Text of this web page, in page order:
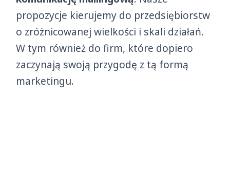
propozycje kierujemy do przedsiębiorstw
o zróżnicowanej wielkości i skali działań.
W tym również do firm, które dopiero
zaczynają swoją przygodę z tą formą
marketingu.